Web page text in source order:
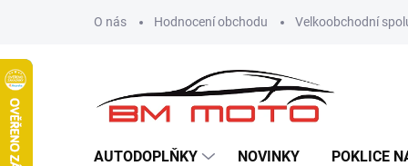
O nás Hodnocení obchodu Velkoobchodní
AUTODOPLŇKY NOVINKY POKLICE